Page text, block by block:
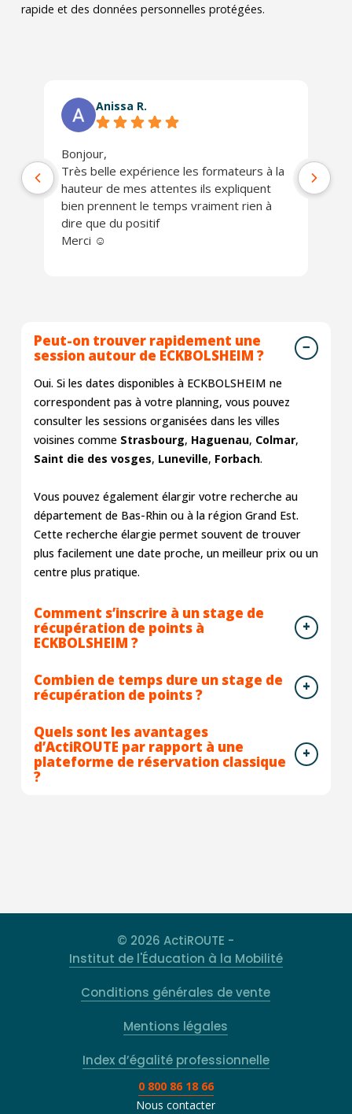
rapide et des données personnelles protégées.
Anissa R.
Bonjour,
Très belle expérience les formateurs à la
hauteur de mes attentes ils expliquent
bien prennent le temps vraiment rien à
dire que du positif
Merci ☺️
Peut-on trouver rapidement une
session autour de ECKBOLSHEIM ?
Oui. Si les dates disponibles à ECKBOLSHEIM ne
correspondent pas à votre planning, vous pouvez
consulter les sessions organisées dans les villes
voisines comme Strasbourg, Haguenau, Colmar,
Saint die des vosges, Luneville, Forbach.
Vous pouvez également élargir votre recherche au
département de Bas-Rhin ou à la région Grand Est.
Cette recherche élargie permet souvent de trouver
plus facilement une date proche, un meilleur prix ou un
centre plus pratique.
Comment s’inscrire à un stage de
récupération de points à
ECKBOLSHEIM ?
Combien de temps dure un stage de
récupération de points ?
Quels sont les avantages
d’ActiROUTE par rapport à une
plateforme de réservation classique
?
© 2026 ActiROUTE -
Institut de l'Éducation à la Mobilité
Conditions générales de vente
Mentions légales
Index d’égalité professionnelle
0 800 86 18 66
Nous contacter